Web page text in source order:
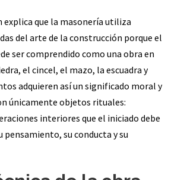
que la masonería utiliza
del arte de la construcción porque el
ser comprendido como una obra en
el cincel, el mazo, la escuadra y
adquieren así un significado moral y
únicamente objetos rituales:
interiores que el iniciado debe
pensamiento, su conducta y su